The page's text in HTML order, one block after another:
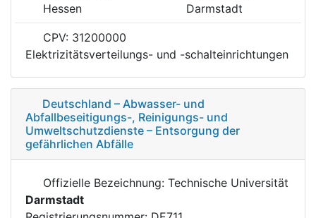
Hessen
Darmstadt
CPV: 31200000
Elektrizitätsverteilungs- und -schalteinrichtungen
Deutschland – Abwasser- und
Abfallbeseitigungs-, Reinigungs- und
Umweltschutzdienste – Entsorgung der
gefährlichen Abfälle
Offizielle Bezeichnung: Technische Universität
Darmstadt